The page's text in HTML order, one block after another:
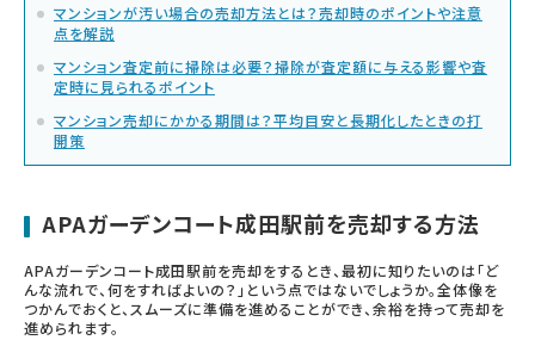
マンションが汚い場合の売却方法とは？売却時のポイントや注意
点を解説
マンション査定前に掃除は必要？掃除が査定額に与える影響や査
定時に見られるポイント
マンション売却にかかる期間は？平均目安と長期化したときの打
開策
APAガーデンコート成田駅前を売却する方法
APAガーデンコート成田駅前を売却をするとき、最初に知りたいのは「ど
んな流れで、何をすればよいの？」という点ではないでしょうか。全体像を
つかんでおくと、スムーズに準備を進めることができ、余裕を持って売却を
進められます。